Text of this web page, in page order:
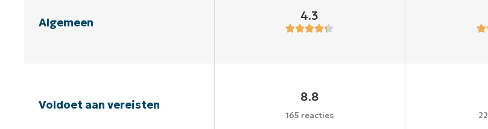
Algemeen 4.3
Voldoet aan vereisten
8.8
165 reacties